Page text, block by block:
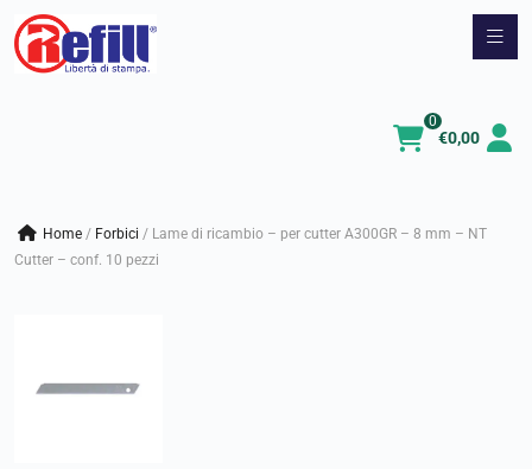
Vai
€0,00
0
Home / forbici / Lame di ricambio – per cutter A300GR – 8 mm – NT
Cutter – conf. 10 pezzi